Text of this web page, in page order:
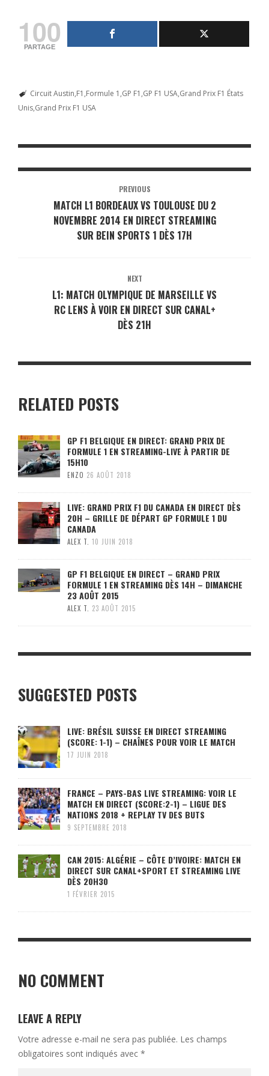
100
PARTAGE
Circuit Austin F1 Formule 1 GP F1 GP F1 USA Grand Prix F1 États
Unis Grand Prix F1 USA
PREVIOUS
MATCH L1 BORDEAUX VS TOULOUSE DU 2
NOVEMBRE 2014 EN DIRECT STREAMING
SUR BEIN SPORTS 1 DÈS 17H
NEXT
L1: MATCH OLYMPIQUE DE MARSEILLE VS
RC LENS À VOIR EN DIRECT SUR CANAL+
DÈS 21H
RELATED POSTS
GP F1 BELGIQUE EN DIRECT: GRAND PRIX DE
FORMULE 1 EN STREAMING-LIVE À PARTIR DE
15H10
ENZO 26 AOÛT 2018
LIVE: GRAND PRIX F1 DU CANADA EN DIRECT DÈS
20H – GRILLE DE DÉPART GP FORMULE 1 DU
CANADA
ALEX T. 10 JUIN 2018
GP F1 BELGIQUE EN DIRECT – GRAND PRIX
FORMULE 1 EN STREAMING DÈS 14H – DIMANCHE
23 AOÛT 2015
ALEX T. 23 AOÛT 2015
SUGGESTED POSTS
LIVE: BRÉSIL SUISSE EN DIRECT STREAMING
(SCORE: 1-1) – CHAÎNES POUR VOIR LE MATCH
17 JUIN 2018
FRANCE – PAYS-BAS LIVE STREAMING: VOIR LE
MATCH EN DIRECT (SCORE:2-1) – LIGUE DES
NATIONS 2018 + REPLAY TV DES BUTS
9 SEPTEMBRE 2018
CAN 2015: ALGÉRIE – CÔTE D’IVOIRE: MATCH EN
DIRECT SUR CANAL+SPORT ET STREAMING LIVE
DÈS 20H30
1 FÉVRIER 2015
NO COMMENT
LEAVE A REPLY
Votre adresse e-mail ne sera pas publiée. Les champs
obligatoires sont indiqués avec *